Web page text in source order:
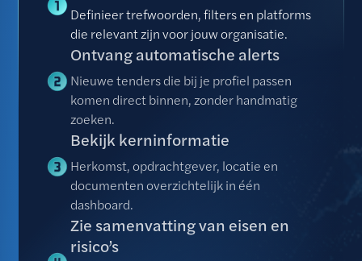
Definieer trefwoorden, filters en platforms
die relevant zijn voor jouw organisatie.
Ontvang automatische alerts
Nieuwe tenders die bij je profiel passen
komen direct binnen, zonder handmatig
zoeken.
Bekijk kerninformatie
Herkomst, opdrachtgever, locatie en
documenten overzichtelijk in één
dashboard.
Zie samenvatting van eisen en
risico’s